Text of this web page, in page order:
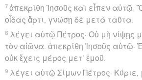
7 ἀπεκρίθη Ἰησοῦς καὶ εἶπεν αὐτῷ·
οἶδας ἄρτι, γνώσῃ δὲ μετὰ ταῦτα.
8 λέγει αὐτῷ Πέτρος· Οὐ μὴ νίψῃς
τὸν αἰῶνα. ἀπεκρίθη Ἰησοῦς αὐτῷ·
οὐκ ἔχεις μέρος μετ’ ἐμοῦ.
9 λέγει αὐτῷ Σίμων Πέτρος·